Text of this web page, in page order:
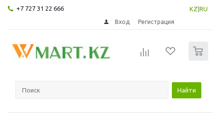
+7 727 31 22 666 KZ RU
Вход Регистрация
Найти